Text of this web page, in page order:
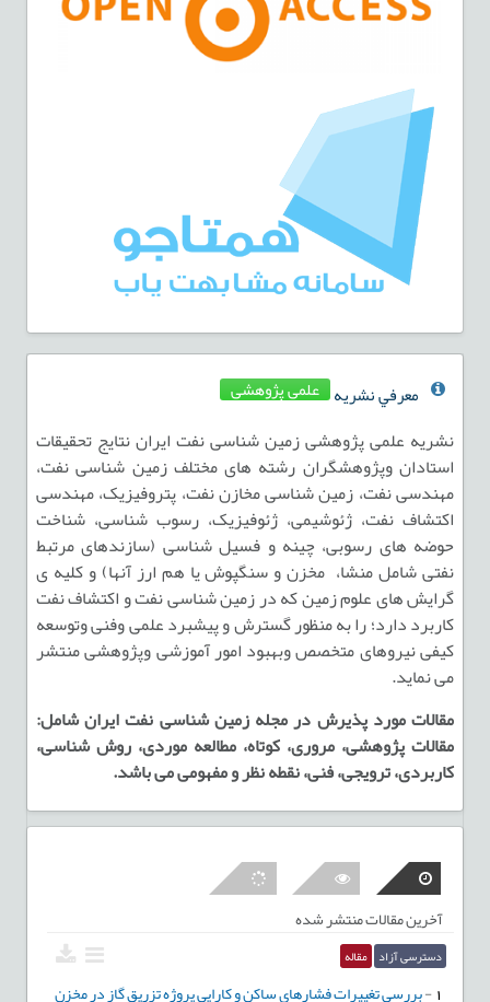
معرفي نشريه علمی پژوهشی
نشریه علمی پژوهشی زمین شناسی نفت ایران نتایج تحقیقات
استادان وپژوهشگران رشته های مختلف زمین شناسی نفت،
مهندسی نفت، زمین شناسی مخازن نفت، پتروفیزیک، مهندسی
اکتشاف نفت، ژئوشیمی، ژئوفیزیک، رسوب شناسی، شناخت
حوضه های رسوبی، چینه و فسیل شناسی (سازندهای مرتبط
نفتی شامل منشا، مخزن و سنگپوش یا هم ارز آنها) و کلیه ی
گرایش های علوم زمین که در زمین شناسی نفت و اکتشاف نفت
کاربرد دارد؛ را به منظور گسترش و پیشبرد علمی وفنی وتوسعه
کیفی نیروهای متخصص وبهبود امور آموزشی وپژوهشی منتشر
می نماید.
مقالات مورد پذیرش در مجله زمین شناسی نفت ایران شامل:
مقالات پژوهشی، مروری، کوتاه، مطالعه موردی، روش شناسی،
کاربردی، ترویجی، فنی، نقطه نظر و مفهومی می باشد.
آخرین مقالات منتشر شده
دسترسی آزاد مقاله
-بررسی تغییرات فشارهای ساکن و کارایی پروژه تزریق گاز در مخزن